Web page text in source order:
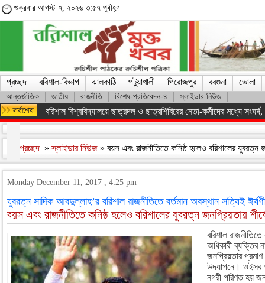
শুক্রবার আগস্ট ৭, ২০২৬ ৩:৫৭ পূর্বাহ্ণ
প্রচ্ছদ বরিশাল-বিভাগ ঝালকাঠি পটুয়াখালী পিরোজপুর বরগুনা ভোলা
আন্তর্জাতিক জাতীয় রাজনীতি বিশেষ-প্রতিবেদন-৪ স্লাইডার নিউজ
বরিশাল বিশ্ববিদ্যালয়ে ছাত্রদল ও ছাত্রশিবিরের নেতা-কর্মীদের মধ্যে সংঘর্ষ,
প্রচ্ছদ »স্লাইডার নিউজ » বয়স এবং রাজনীতিতে কনিষ্ঠ হলেও বরিশালের যুবরত্ন
Monday December 11, 2017 , 4:25 pm
যুবরত্ন সাদিক আবদুল্লাহ’র বরিশাল রাজনীতিতে বর্তমান অবস্থান সত্যিই
বয়স এবং রাজনীতিতে কনিষ্ঠ হলেও বরিশালের যুবরত্ন জনপ্রিয়তায়
বরিশাল
অধিকারী ব্যক্তির
জনপ্রিয়তার প্রমাণ
উদযাপনে। ওইসব
নগরী পরিণত হয়